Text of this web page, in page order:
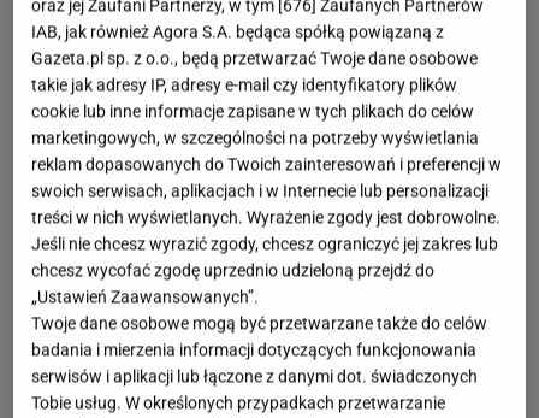
oraz jej Zaufani Partnerzy, w tym [676] Zaufanych Partnerów
IAB, jak również Agora S.A. będąca spółką powiązaną z
Gazeta.pl sp. z o.o., będą przetwarzać Twoje dane osobowe
takie jak adresy IP, adresy e-mail czy identyfikatory plików
cookie lub inne informacje zapisane w tych plikach do celów
marketingowych, w szczególności na potrzeby wyświetlania
reklam dopasowanych do Twoich zainteresowań i preferencji w
swoich serwisach, aplikacjach i w Internecie lub personalizacji
treści w nich wyświetlanych. Wyrażenie zgody jest dobrowolne.
Jeśli nie chcesz wyrazić zgody, chcesz ograniczyć jej zakres lub
chcesz wycofać zgodę uprzednio udzieloną przejdź do
„Ustawień Zaawansowanych”.
Twoje dane osobowe mogą być przetwarzane także do celów
badania i mierzenia informacji dotyczących funkcjonowania
serwisów i aplikacji lub łączone z danymi dot. świadczonych
Tobie usług. W określonych przypadkach przetwarzanie